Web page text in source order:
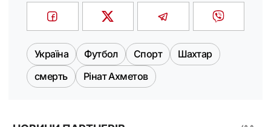
Україна Футбол Спорт
Шахтар
смерть
Рінат Ахметов